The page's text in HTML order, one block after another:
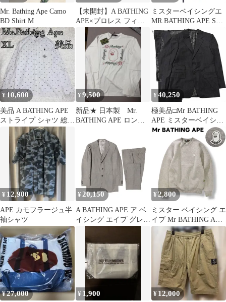
Mr. Bathing Ape Camo
BD Shirt M
【未開封】A BATHING
APE×プロレス フィギ
ュア 4体セット
ミスターベイシングエ
MR.BATHING APE S／
Sシャツ
¥ 10,600
美品 A BATHING APE
ストライプ シャツ 総柄
ヒゲ柄 日本製 長袖
¥9,500
新品★ 日本製 Mr.
BATHING APE ロング
¥ 40,250
極美品□Mr BATHING
APE ミスターベイシン
グエイプ ストライプ 裏
カモフラ柄 シングル ス
リーピーススーツ グレ
ー 48 日本製 正規品
¥ 12,900
APE カモフラージュ半
袖シャツ
¥ 20,150
A BATHING APE ア ベ
イシング エイプ グレー
BATHING APE テーラ
ードジャケット スラッ
クスパンツ / スーツ セ
ットアップ【メンズ】
【中古】
¥ 2,800
ミスター ベイシング エ
イプ Mr BATHING APE
スウェット トレーナー
クルーネック ロゴ ワッ
ペン 刺繍 S グレー ス
トリート トラッド カジ
ュアル ウェア メンズ
¥27,000 ¥ 1,900 ¥ 12,000